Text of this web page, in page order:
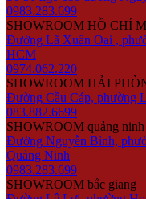
0983.283.699
SHOWROOM HỒ CHÍ
Đường Lã Xuân Oai ,
HCM
0974.062.220
SHOWROOM HẢI
Đường Cầu Cáp, phường
083.882.6699
SHOWROOM quảng ninh
Đường Nguyễn Bình,
Quảng Ninh
0983.283.699
SHOWROOM bắc giang